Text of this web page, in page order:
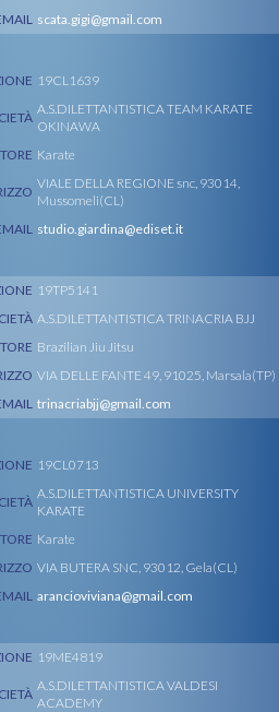
scata.gigi@gmail.com
19CL1639
A.S.DILETTANTISTICA TEAM KARATE
OKINAWA
Karate
VIALE DELLA REGIONE snc, 93014,
Mussomeli(CL)
studio.giardina@ediset.it
19TP5141
A.S.DILETTANTISTICA TRINACRIA BJJ
Brazilian Jiu Jitsu
VIA DELLE FANTE 49, 91025, Marsala(TP)
trinacriabjj@gmail.com
19CL0713
A.S.DILETTANTISTICA UNIVERSITY
KARATE
Karate
VIA BUTERA SNC, 93012, Gela(CL)
arancioviviana@gmail.com
19ME4819
A.S.DILETTANTISTICA VALDESI
ACADEMY